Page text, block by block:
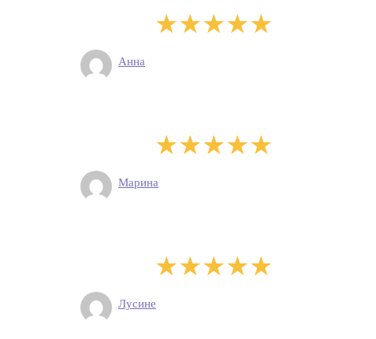
Анна
Марина
Лусине